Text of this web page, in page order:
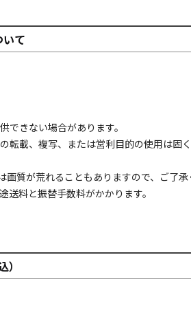
て
できない場合があります。
転載、複写、または営利目的の使用は固
質が荒れることもありますので、ご了承
料と振替手数料がかかります。